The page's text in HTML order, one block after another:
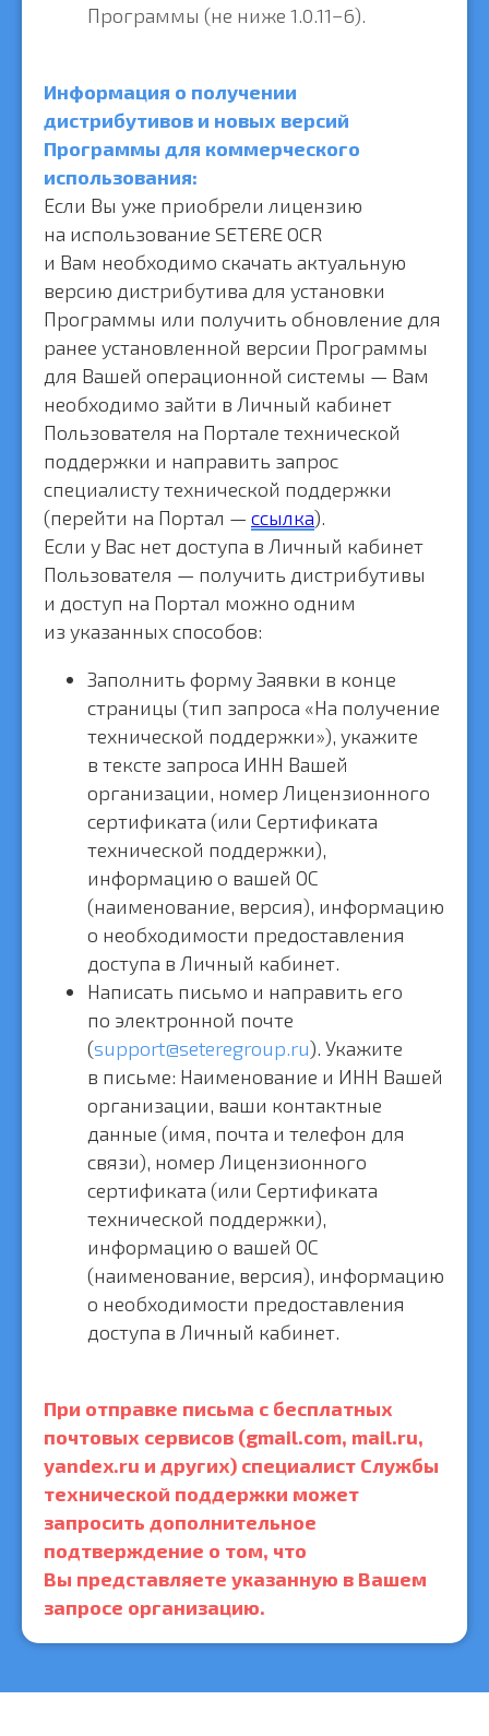
Программы (не ниже 1.0.11−6).
Информация о получении
дистрибутивов и новых версий
Программы для коммерческого
использования:
Если Вы уже приобрели лицензию
на использование SETERE OCR
и Вам необходимо скачать актуальную
версию дистрибутива для установки
Программы или получить обновление для
ранее установленной версии Программы
для Вашей операционной системы — Вам
необходимо зайти в Личный кабинет
Пользователя на Портале технической
поддержки и направить запрос
специалисту технической поддержки
(перейти на Портал — ссылка).
Если у Вас нет доступа в Личный кабинет
Пользователя — получить дистрибутивы
и доступ на Портал можно одним
из указанных способов:
Заполнить форму Заявки в конце
страницы (тип запроса «На получение
технической поддержки»), укажите
в тексте запроса ИНН Вашей
организации, номер Лицензионного
сертификата (или Сертификата
технической поддержки),
информацию о вашей ОС
(наименование, версия), информацию
о необходимости предоставления
доступа в Личный кабинет.
Написать письмо и направить его
по электронной почте
(support@seteregroup.ru). Укажите
в письме: Наименование и ИНН Вашей
организации, ваши контактные
данные (имя, почта и телефон для
связи), номер Лицензионного
сертификата (или Сертификата
технической поддержки),
информацию о вашей ОС
(наименование, версия), информацию
о необходимости предоставления
доступа в Личный кабинет.
При отправке письма с бесплатных
почтовых сервисов (gmail.com, mail.ru,
yandex.ru и других) специалист Службы
технической поддержки может
запросить дополнительное
подтверждение о том, что
Вы представляете указанную в Вашем
запросе организацию.